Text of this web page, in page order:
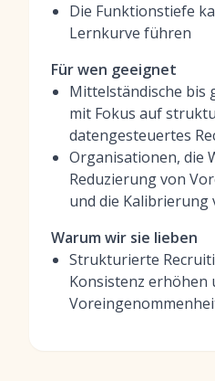
Die Funktionstiefe
Lernkurve führen
Für wen geeignet
Mittelständische bis
mit Fokus auf
datengesteuertes
Organisationen, die
Reduzierung von
und die Kalibrierung
Warum wir sie lieben
Strukturierte
Konsistenz erhöhen